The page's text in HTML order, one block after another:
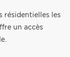
résidentielles les
un accès